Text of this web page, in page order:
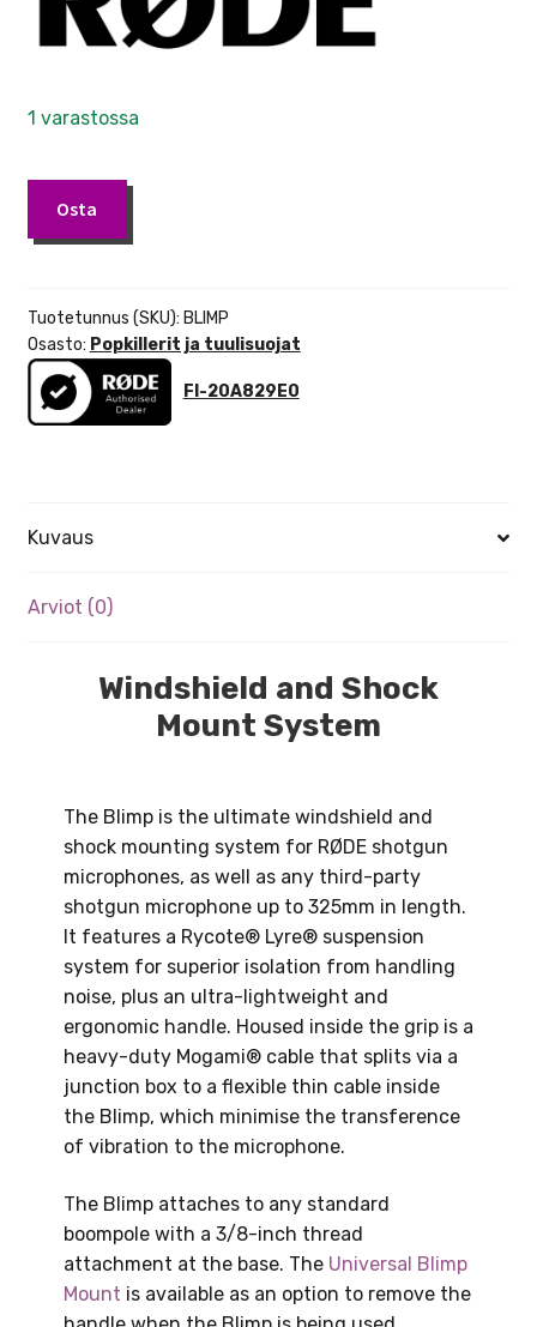
1 varastossa
Blimp
tuulisuoja
määrä
Osta
Tuotetunnus (SKU): BLIMP
Osasto: Popkillerit ja tuulisuojat
FI-20A829E0
Kuvaus
Arviot (0)
Windshield and Shock
Mount System
The Blimp is the ultimate windshield and
shock mounting system for RØDE shotgun
microphones, as well as any third-party
shotgun microphone up to 325mm in length.
It features a Rycote® Lyre® suspension
system for superior isolation from handling
noise, plus an ultra-lightweight and
ergonomic handle. Housed inside the grip is a
heavy-duty Mogami® cable that splits via a
junction box to a flexible thin cable inside
the Blimp, which minimise the transference
of vibration to the microphone.
The Blimp attaches to any standard
boompole with a 3/8-inch thread
attachment at the base. The Universal Blimp
Mount is available as an option to remove the